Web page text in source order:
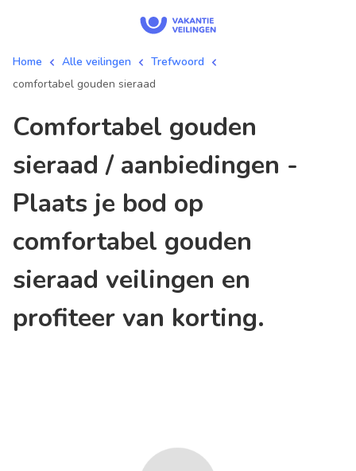
Home Alle veilingen
Trefwoord
comfortabel gouden sieraad
comfortabel gouden
sieraad / aanbiedingen -
Plaats je bod op
comfortabel gouden
sieraad veilingen en
profiteer van korting.